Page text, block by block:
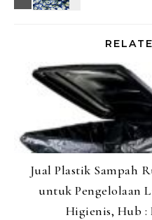
Jual Plastik Sampah
untuk Pengelolaan
Higienis, Hub :